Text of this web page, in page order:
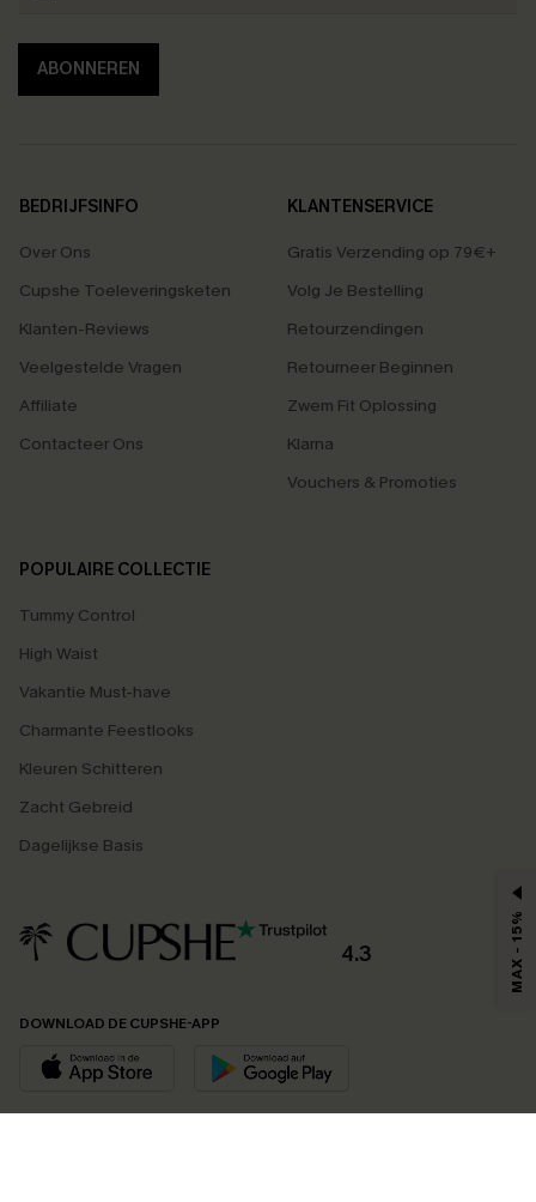
ABONNEREN
BEDRIJFSINFO
Over Ons
Cupshe Toeleveringsketen
Klanten-Reviews
Veelgestelde Vragen
Affiliate
Contacteer Ons
KLANTENSERVICE
Gratis Verzending op 79€+
Volg Je Bestelling
Retourzendingen
Retourneer Beginnen
Zwem Fit Oplossing
Klarna
Vouchers & Promoties
POPULAIRE COLLECTIE
Tummy Control
High Waist
Vakantie Must-have
Charmante Feestlooks
Kleuren Schitteren
Zacht Gebreid
Dagelijkse Basis
4.3
DOWNLOAD DE CUPSHE-APP
MAX - 15%